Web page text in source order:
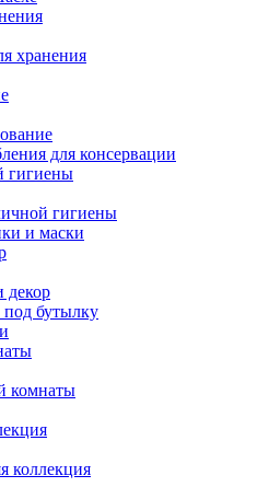
хранения
для консервации
гигиены
гигиены
и маски
декор
бутылку
комнаты
коллекция